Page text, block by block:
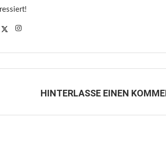
HINTERLASSE EINEN